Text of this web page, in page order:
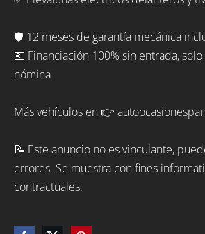
🛡️ 12 meses de garantía mecánica
💶 Financiación 100% sin entrada,
nómina
Más vehículos en 👉
📝 Este anuncio no es vinculante,
errores. Se muestra con fines
contractuales.